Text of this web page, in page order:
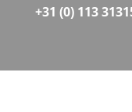
+31 (0) 113